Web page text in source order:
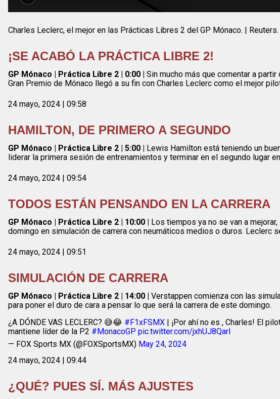
Charles Leclerc, el mejor en las Prácticas Libres 2 del GP Mónaco. | Reuters.
¡SE ACABÓ LA PRÁCTICA LIBRE 2!
GP Mónaco | Práctica Libre 2 | 0:00 | Sin mucho más que comentar a
Gran Premio de Mónaco llegó a su fin con Charles Leclerc como el mejor
24 mayo, 2024 | 09:58
HAMILTON, DE PRIMERO A SEGUNDO
GP Mónaco | Práctica Libre 2 | 5:00 | Lewis Hamilton está teniendo un
liderar la primera sesión de entrenamientos y terminar en el segundo lugar
24 mayo, 2024 | 09:54
TODOS ESTÁN PENSANDO EN LA CARRERA
GP Mónaco | Práctica Libre 2 | 10:00 | Los tiempos ya no se van a
domingo en simulación de carrera con neumáticos medios o duros. Leclerc
24 mayo, 2024 | 09:51
SIMULACIÓN DE CARRERA
GP Mónaco | Práctica Libre 2 | 14:00 | Verstappen comienza con las
para poner el duro de cara a pensar lo que será la carrera de este domingo.
¿A DÓNDE VAS LECLERC? 😅😂 #F1xFSMX | ¡Por ahí no es , Charles! El
mantiene líder de la P2 #MonacoGP pic.twitter.com/jxhUJ8Qarl
— FOX Sports MX (@FOXSportsMX) May 24, 2024
24 mayo, 2024 | 09:44
¿QUÉ? PUES SÍ. MÁS AJUSTES